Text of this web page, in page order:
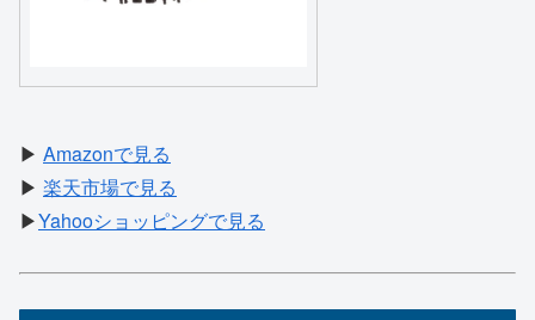
▶ Amazonで見る
▶ 楽天市場で見る
▶Yahooショッピングで見る